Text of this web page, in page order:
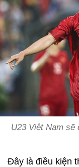
U23 Việt Nam sẽ
Đây là điều kiện